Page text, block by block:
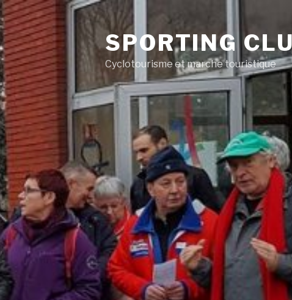
SPORTING
Cyclotourisme et marche touristique